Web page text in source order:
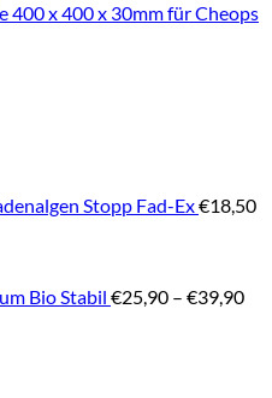
400 x 400 x 30mm für Cheops
Stopp Fad-Ex€18,50
Bio Stabil €25,90 – €39,90